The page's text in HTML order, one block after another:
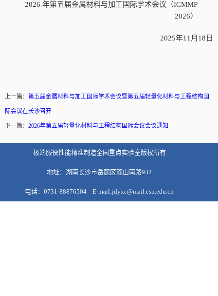
2026 年第五届金属材料与加工国际学术会议（ICMMP
2026）
2025年11月18日
上一篇： 第五届金属材料与加工国际学术会议暨第五届轻量化材料与工程结构国
际会议在长沙召开
下一篇： 2026年第五届轻量化材料与工程结构国际会议会议通知
极端服役性能精准制造全国重点实验室版权所有
地址：湖南长沙市岳麓区麓山南路932
电话：0731-88876504 E-mail:jdyxc@mail.csu.edu.cn